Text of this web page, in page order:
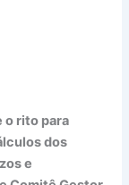
o rito para
dos
e